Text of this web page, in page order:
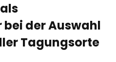
der Auswahl
Tagungsorte